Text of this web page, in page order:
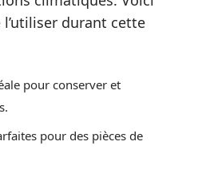
durant cette
pour conserver et
pour des pièces de